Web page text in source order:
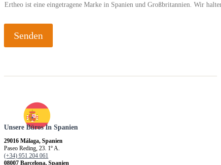
Ertheo ist eine eingetragene Marke in Spanien und Großbritannien. Wir
Senden
Unsere Büros In Spanien
29016 Málaga, Spanien
Paseo Reding, 23. 1º A.
(+34) 951 204 061
08007 Barcelona, Spanien